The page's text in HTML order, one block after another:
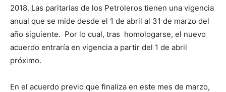
2018. Las paritarias de los Petroleros tienen una vigencia
anual que se mide desde el 1 de abril al 31 de marzo del
año siguiente. Por lo cual, tras homologarse, el nuevo
acuerdo entraría en vigencia a partir del 1 de abril
próximo.
En el acuerdo previo que finaliza en este mes de marzo,